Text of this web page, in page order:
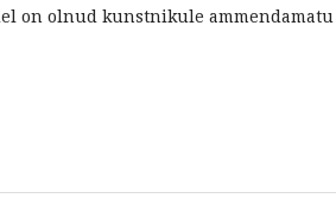
on olnud kunstnikule ammendamatu